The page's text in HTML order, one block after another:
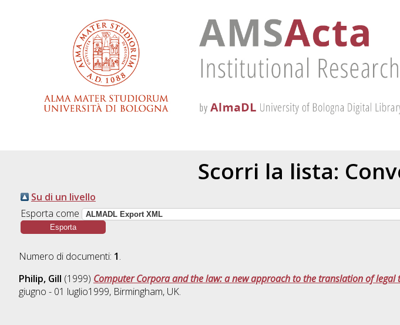
Scorri la lista:
Su di un livello
Esporta come
Numero di documenti: 1.
Philip, Gill (1999) Computer Corpora and the law: a new approach to the translation of legal
giugno - 01 luglio1999, Birmingham, UK.